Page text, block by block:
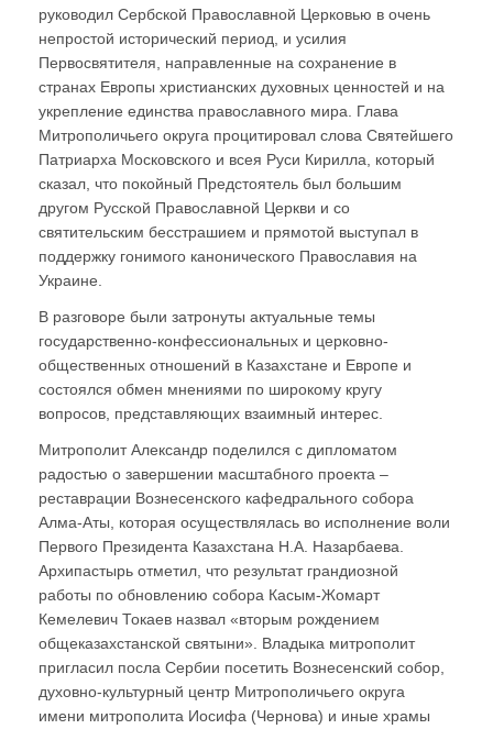
руководил Сербской Православной Церковью в очень
непростой исторический период, и усилия
Первосвятителя, направленные на сохранение в
странах Европы христианских духовных ценностей и на
укрепление единства православного мира. Глава
Митрополичьего округа процитировал слова Святейшего
Патриарха Московского и всея Руси Кирилла, который
сказал, что покойный Предстоятель был большим
другом Русской Православной Церкви и со
святительским бесстрашием и прямотой выступал в
поддержку гонимого канонического Православия на
Украине.
В разговоре были затронуты актуальные темы
государственно-конфессиональных и церковно-
общественных отношений в Казахстане и Европе и
состоялся обмен мнениями по широкому кругу
вопросов, представляющих взаимный интерес.
Митрополит Александр поделился с дипломатом
радостью о завершении масштабного проекта –
реставрации Вознесенского кафедрального собора
Алма-Аты, которая осуществлялась во исполнение воли
Первого Президента Казахстана Н.А. Назарбаева.
Архипастырь отметил, что результат грандиозной
работы по обновлению собора Касым-Жомарт
Кемелевич Токаев назвал «вторым рождением
общеказахстанской святыни». Владыка митрополит
пригласил посла Сербии посетить Вознесенский собор,
духовно-культурный центр Митрополичьего округа
имени митрополита Иосифа (Чернова) и иные храмы